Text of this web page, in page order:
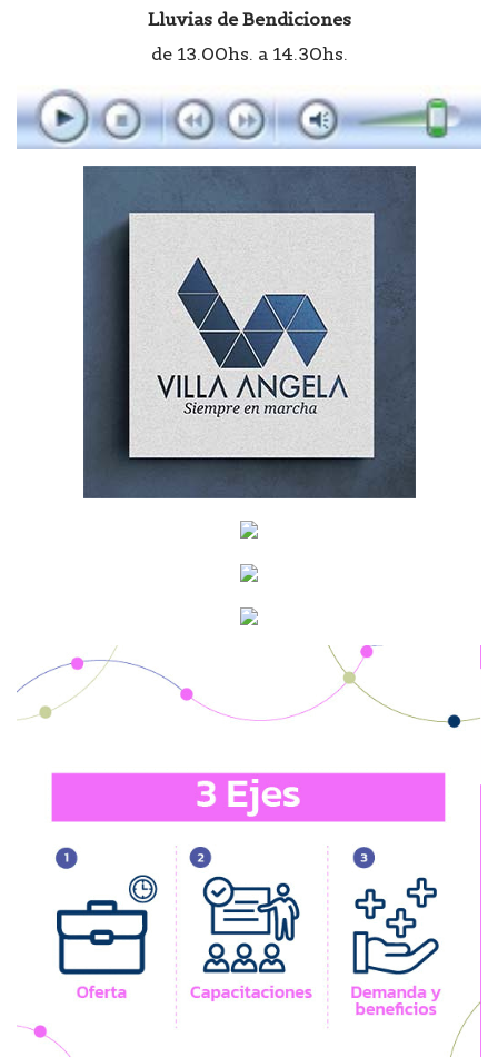
Lluvias de Bendiciones
de 13.00hs. a 14.30hs.